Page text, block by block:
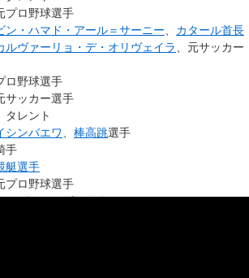
プロ野球選手
ン・ハマド・アール＝サーニー
カタール首長
ルヴァーリョ・デ・オリヴェイラ
、元サッカー
ロ野球選手
サッカー選手
、タレント
シンバエワ 棒高跳選手
手
艇選手
プロ野球選手
ンガーソングライター